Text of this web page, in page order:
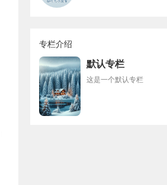
专栏介绍
默认专栏
这是一个默认专栏